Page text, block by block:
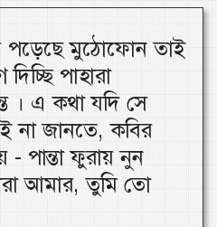
পড়েছে মুঠোফোন তাই
পাহারা
। এ কথা যদি সে
না জানতে, কবির
পান্তা ফুরায় নুন
আমার, তুমি তো